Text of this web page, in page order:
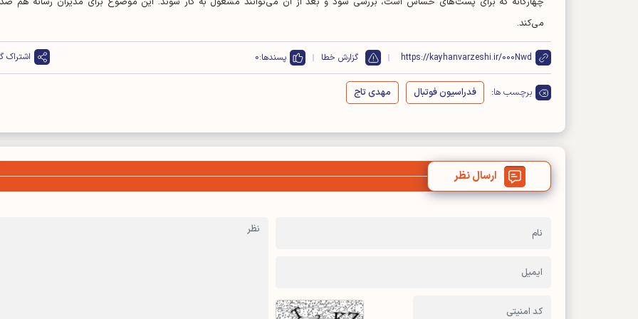
می‌کند.
https://kayhanvarzeshi.ir/000Nwd گزارش خطا پسندها:0 اشتراک
برچسب ها: فدراسیون فوتبال مهدی تاج
ارسال نظر